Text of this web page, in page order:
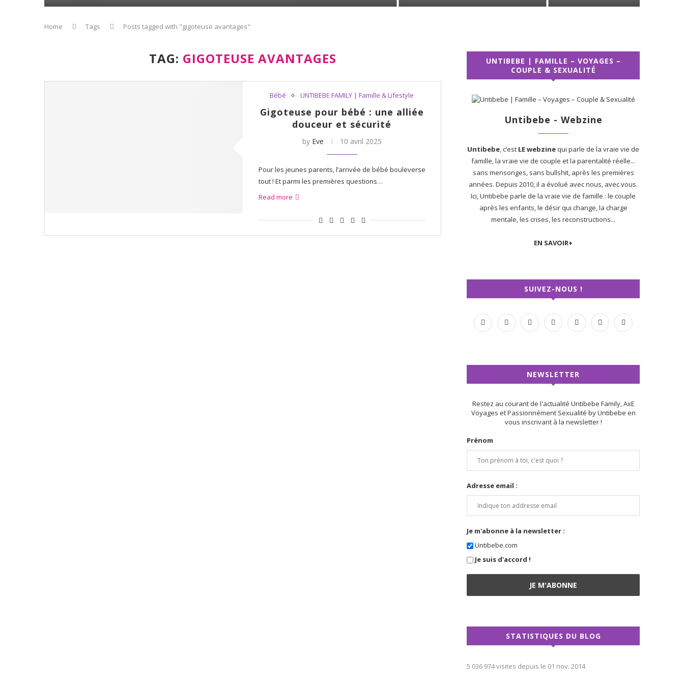
Home Tags Posts tagged with "gigoteuse avantages"
TAG: GIGOTEUSE AVANTAGES
Bébé UNTIBEBE FAMILY | Famille & Lifestyle
Gigoteuse pour bébé : une alliée
douceur et sécurité
by Eve 10 avril 2025
Pour les jeunes parents, l’arrivée de bébé bouleverse
tout ! Et parmi les premières questions…
Read more
UNTIBEBE | FAMILLE – VOYAGES –
COUPLE & SEXUALITÉ
Untibebe - Webzine
Untibebe, c’est LE webzinequi parle de la vraie vie de
famille, la vraie vie de couple et la parentalité réelle...
sans mensonges, sans bullshit, après les premières
années. Depuis 2010, il a évolué avec nous, avec vous.
Ici, Untibebe parle de la vraie vie de famille : le couple
après les enfants, le désir qui change, la charge
mentale, les crises, les reconstructions...
EN SAVOIR+
SUIVEZ-NOUS !
NEWSLETTER
Restez au courant de l'actualité Untibebe Family, AxE
Voyages et Passionnément Sexualité by Untibebe en
vous inscrivant à la newsletter !
Prénom
Adresse email :
Je m'abonne à la newsletter :
Untibebe.com
Je suis d'accord !
STATISTIQUES DU BLOG
5 036 974 visites depuis le 01 nov. 2014